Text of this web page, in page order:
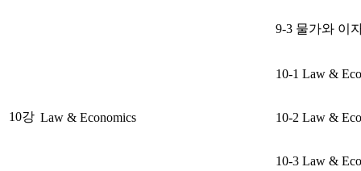
9-3 물가와 이
10강 Law & Economics
10-1 Law &
10-2 Law &
10-3 Law &